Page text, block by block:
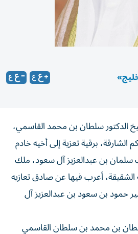
سلطان بن محمد القاسمي،
برقية تعزية إلى أخيه خادم
سلمان بن عبدالعزيز آل سعود، ملك
الشقيقة، أعرب فيها عن صادق تعازيه
حمود بن سعود بن عبدالعزيز آل
بن محمد بن سلطان القاسمي